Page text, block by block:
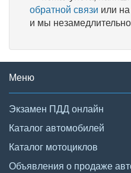
обратной связи или
и мы
Меню
Экзамен ПДД онлайн
Каталог автомобилей
Каталог мотоциклов
Объявления о продаже